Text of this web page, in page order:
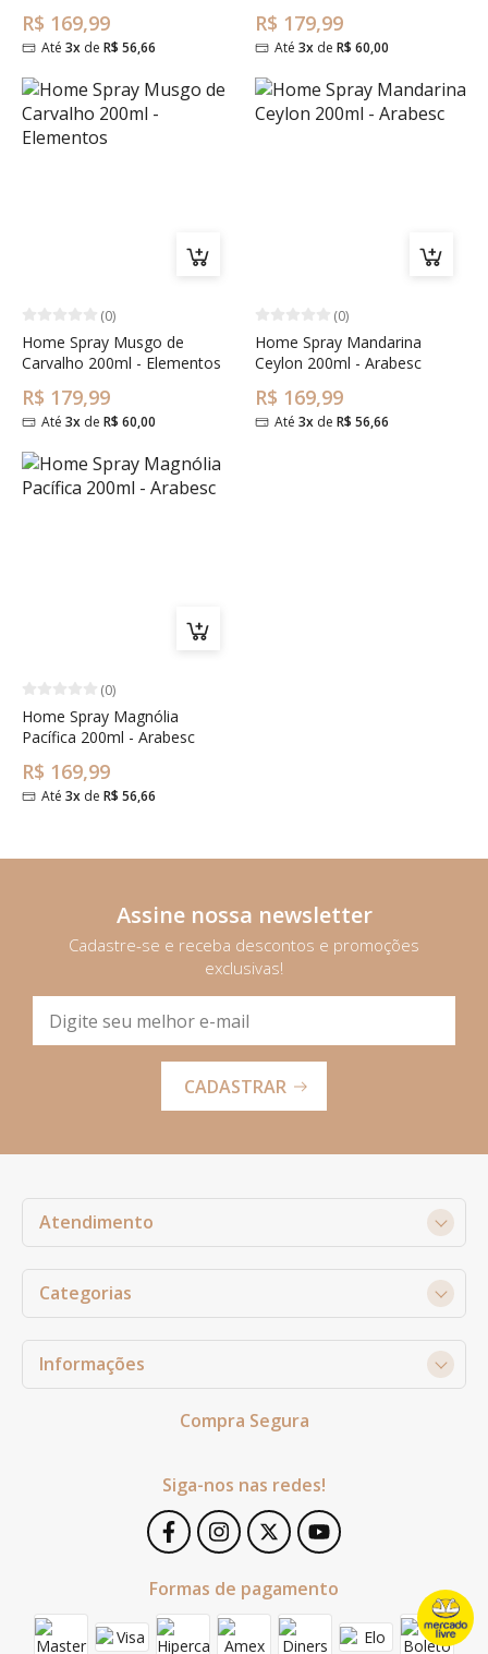
R$ 169,99
Até3x deR$ 56,66
R$ 179,99
Até3x deR$ 60,00
(0)
Home Spray Musgo de
Carvalho 200ml - Elementos
R$ 179,99
Até3x deR$ 60,00
(0)
Home Spray Mandarina
Ceylon 200ml - Arabesc
R$ 169,99
Até3x deR$ 56,66
(0)
Home Spray Magnólia
Pacífica 200ml - Arabesc
R$ 169,99
Até3x deR$ 56,66
Assine nossa newsletter
Cadastre-se e receba descontos e promoções
exclusivas!
CADASTRAR
Categorias
Informações
Compra Segura
Atendimento
Siga-nos nas redes!
Formas de pagamento